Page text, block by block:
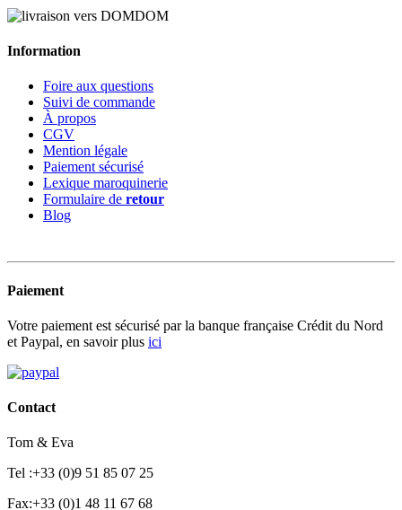
Information
Foire aux questions
Suivi de commande
À propos
CGV
Mention légale
Paiement sécurisé
Lexique maroquinerie
Formulaire de retour
Blog
Paiement
Votre paiement est sécurisé par la banque française Crédit du Nord
et Paypal, en savoir plus ici
Contact
Tom & Eva
Tel :+33 (0)9 51 85 07 25
Fax:+33 (0)1 48 11 67 68